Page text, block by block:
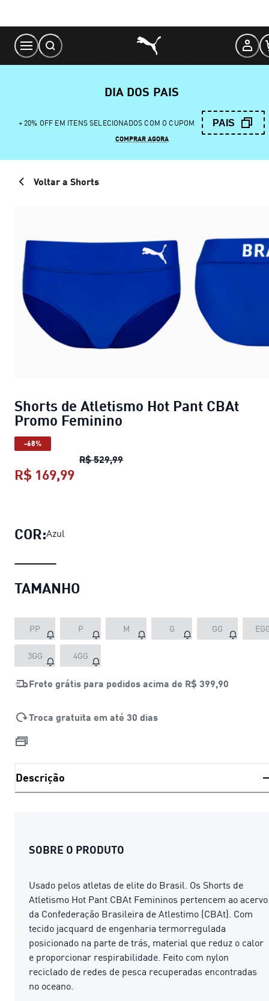
Content
DIA DOS PAIS
+ 20% OFF EM ITENS SELECIONADOS COM O CUPOM PAIS
COMPRAR AGORA
Voltar a Shorts
Shorts de Atletismo Hot Pant CBAt
Promo Feminino
-68%
R$ 529,99Shorts de Atletismo Hot Pant
R$ 169,99
COR:Azul
TAMANHO
PP P M G GG
3GG 4GG
Frete grátis para pedidos acima de R$ 399,90
Troca gratuita em até 30 dias
Descrição
SOBRE O PRODUTO
Usado pelos atletas de elite do Brasil. Os Shorts de
Atletismo Hot Pant CBAt Femininos pertencem ao acervo
da Confederação Brasileira de Atlestimo (CBAt). Com
tecido jacquard de engenharia termorregulada
posicionado na parte de trás, material que reduz o calor
e proporcionar respirabilidade. Feito com nylon
reciclado de redes de pesca recuperadas encontradas
no oceano.